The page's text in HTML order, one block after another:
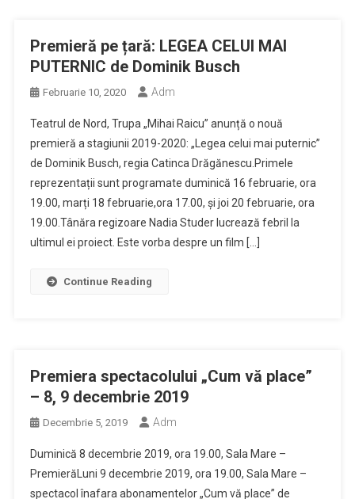
Premieră pe țară: LEGEA CELUI MAI
PUTERNIC de Dominik Busch
Februarie 10, 2020 Adm
Teatrul de Nord, Trupa „Mihai Raicu” anunță o nouă
premieră a stagiunii 2019-2020: „Legea celui mai puternic”
de Dominik Busch, regia Catinca Drăgănescu.Primele
reprezentații sunt programate duminică 16 februarie, ora
19.00, marți 18 februarie,ora 17.00, și joi 20 februarie, ora
19.00.Tânăra regizoare Nadia Studer lucrează febril la
ultimul ei proiect. Este vorba despre un film […]
Continue Reading
Premiera spectacolului „Cum vă place”
– 8, 9 decembrie 2019
Decembrie 5, 2019 Adm
Duminică 8 decembrie 2019, ora 19.00, Sala Mare –
PremierăLuni 9 decembrie 2019, ora 19.00, Sala Mare –
spectacol înafara abonamentelor „Cum vă place” de